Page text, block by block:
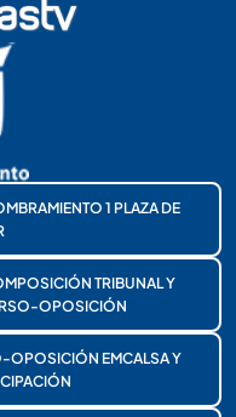
1 PLAZA DE
TRIBUNAL Y
OPOSICIÓN
OPOSICIÓN EMCALSA Y